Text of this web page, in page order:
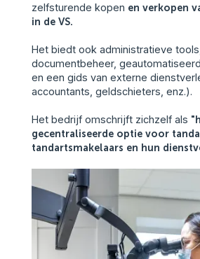
zelfsturende kopen en verkopen
in de VS.
Het biedt ook administratieve
documentbeheer,
en een gids van externe
accountants, geldschieters, enz.).
Het bedrijf omschrijft zichzelf als
gecentraliseerde optie voor
tandartsmakelaars en hun